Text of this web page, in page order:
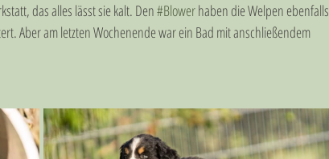
das alles lässt sie kalt. Den #Blower haben die Welpen ebenfalls
Aber am letzten Wochenende war ein Bad mit anschließendem